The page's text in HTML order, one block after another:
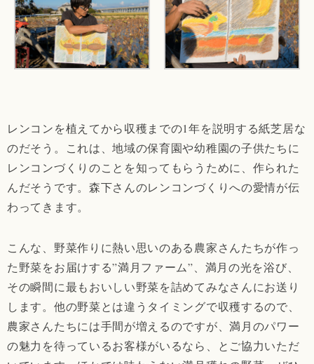
レンコンを植えてから収穫までの1年を説明する紙芝居な
のだそう。これは、地域の保育園や幼稚園の子供たちに
レンコンづくりのことを知ってもらうために、作られた
んだそうです。森下さんのレンコンづくりへの愛情が伝
わってきます。
こんな、野菜作りに熱い思いのある農家さんたちが作っ
た野菜をお届けする”満月ファーム”、満月の光を浴び、
その瞬間に最もおいしい野菜を詰めてみなさんにお送り
します。他の野菜とは違うタイミングで収穫するので、
農家さんたちには手間が増えるのですが、満月のパワー
の魅力を待っているお客様がいるなら、とご協力いただ